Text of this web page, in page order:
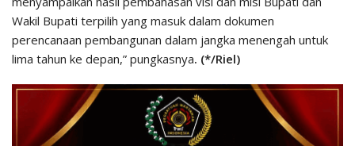
Wakil Bupati terpilih yang masuk dalam dokumen
perencanaan pembangunan dalam jangka menengah untuk
lima tahun ke depan,” pungkasnya. (*/Riel)